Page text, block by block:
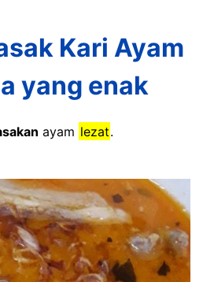
Kari Ayam
yang enak
ayam lezat.